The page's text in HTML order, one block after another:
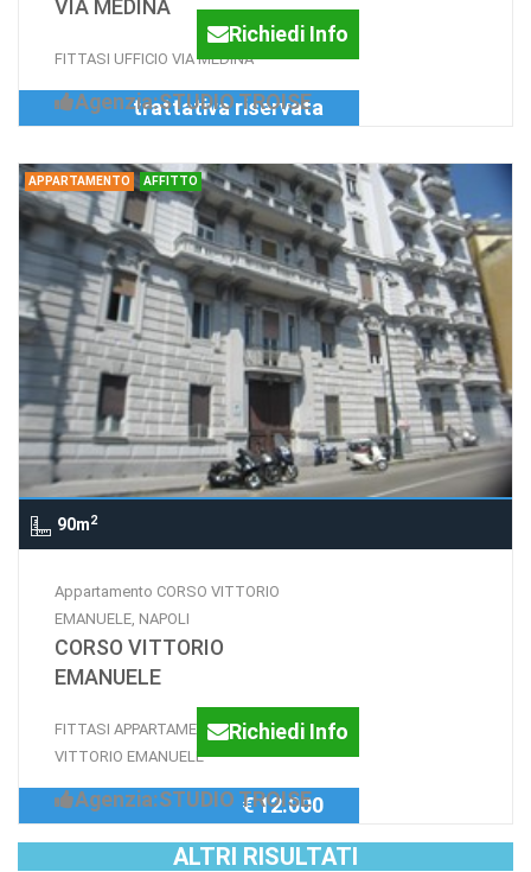
VIA MEDINA
FITTASI UFFICIO VIA MEDINA
Richiedi Info
Agenzia:STUDIO TROISE
trattativa riservata
APPARTAMENTO AFFITTO
90m2
Appartamento CORSO VITTORIO
EMANUELE, NAPOLI
CORSO VITTORIO
EMANUELE
FITTASI APPARTAMENTO CORSO
VITTORIO EMANUELE
Richiedi Info
Agenzia:STUDIO TROISE
€ 12.000
ALTRI RISULTATI